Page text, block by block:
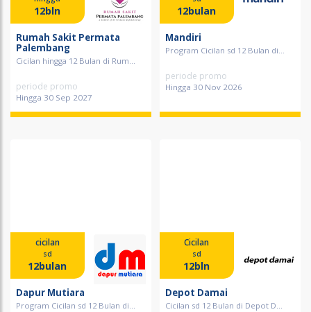
12bln
Rumah Sakit Permata
Palembang
Cicilan hingga 12 Bulan di Rum...
periode promo
Hingga 30 Sep 2027
12bulan
Mandiri
Program Cicilan sd 12 Bulan di...
periode promo
Hingga 30 Nov 2026
cicilan
sd
12bulan
Dapur Mutiara
Program Cicilan sd 12 Bulan di...
Cicilan
sd
12bln
Depot Damai
Cicilan sd 12 Bulan di Depot D...